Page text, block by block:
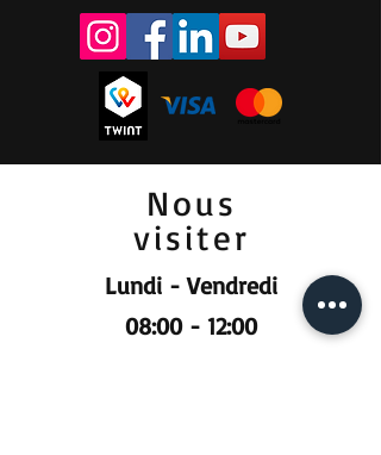
Nous
visiter
Lundi - Vendredi
08:00 - 12:00